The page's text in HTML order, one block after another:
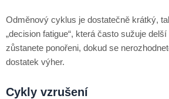
Odměnový cyklus je dostatečně krátký,
„decision fatigue“, která často sužuje
zůstanete ponořeni, dokud se
dostatek výher.
Cykly vzrušení